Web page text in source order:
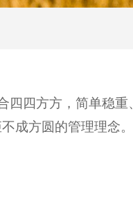
四四方方，简单稳
方圆的管理理念